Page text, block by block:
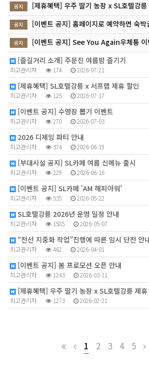
공지 [제휴혜택] 우주 딸기 농장 x SL호텔강릉
공지 [이벤트 공지] 홈페이지로 예약하면 숙박
공지
[이벤트 공지] See You Again우체통 이
[즐길거리 소개] 주문진 여름밤 즐기기
최고관리자 174 2026-07-21
[제휴혜택] SL호텔강릉 x 서프랩 제휴 할인
최고관리자 125 2026-07-17
[이벤트 공지] 수영장 뽑기 이벤트
최고관리자 270 2026-07-03
2026 디제잉 파티 안내
최고관리자 374 2026-06-19
[부대시설 공지] SL카페 여름 신메뉴 출시
최고관리자 229 2026-06-16
[이벤트 공지] SL카페 'AM 해피아워'
최고관리자 535 2026-05-22
SL호텔강릉 2026년 운영 일정 안내
최고관리자 1585 2026-05-07
“전선 지중화 작업”진행에 따른 임시 단전 안
최고관리자 462 2026-04-01
[이벤트 공지] 봄 프로모션 오픈 안내
최고관리자 1243 2026-03-11
[제휴혜택] 우주 딸기 농장 x SL호텔강릉 제휴
최고관리자 1273 2026-02-21
1 2 3 4 5